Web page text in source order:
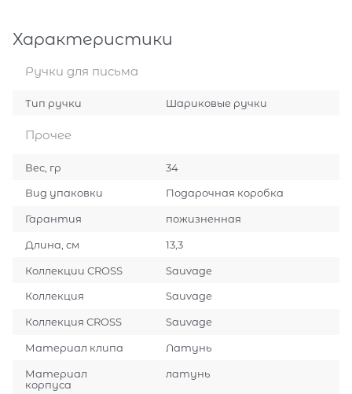
Характеристики
Ручки для письма
Тип ручки Шариковые ручки
Прочее
Вес, гр 34
Вид упаковки Подарочная коробка
Гарантия пожизненная
Длина, см 13,3
Коллекции CROSS Sauvage
Коллекция Sauvage
Коллекция CROSS Sauvage
Материал клипа Латунь
Материал
корпуса
латунь